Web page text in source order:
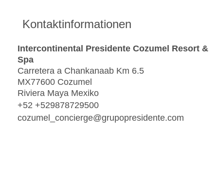
Kontaktinformationen
Intercontinental Presidente Cozumel Resort &
Spa
Carretera a Chankanaab Km 6.5
MX77600 Cozumel
Riviera Maya Mexiko
+52 +529878729500
cozumel_concierge@grupopresidente.com